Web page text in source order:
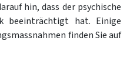
hin, dass der psychische
beeinträchtigt hat. Einige
finden Sie auf